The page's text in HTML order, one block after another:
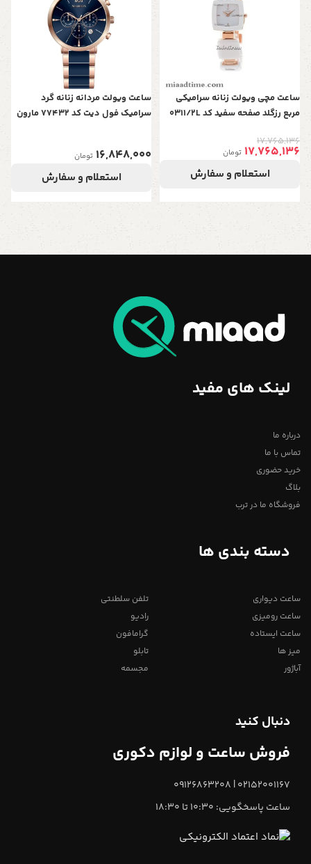
ساعت مچی ویولت زنانه سرامیکی
مربع رزگلد صفحه سفید کد 0311/2L
17,765,136
17,765,136 تومان
استعلام و سفارش
ساعت ویولت مردانه زنانه گرد
سرامیک فول دیت کد 77432 مارون
16,848,000 تومان
استعلام و سفارش
لینک های مفید
درباره ما
تماس با ما
خرید حضوری
بلاگ
فروشگاه ما در ترب
دسته بندی ها
ساعت دیواری
ساعت رومیزی
ساعت ایستاده
میز ها
آباژور
تلفن سلطنتی
رادیو
گرامافون
تابلو
مجسمه
دنبال کنید
فروش ساعت و لوازم دکوری
02152001167 | 09126863208
ساعت پاسخگویی: 10:30 تا 18:30